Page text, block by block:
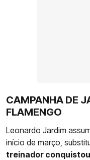
CAMPANHA DE
FLAMENGO
Leonardo Jardim
início de março,
treinador